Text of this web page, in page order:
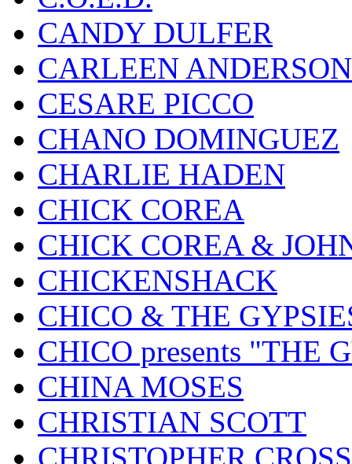
CANDY DULFER
CARLEEN ANDERSON
CESARE PICCO
CHANO DOMINGUEZ
CHARLIE HADEN
CHICK COREA
CHICK COREA &
CHICKENSHACK
CHICO & THE
CHICO presents "THE
CHINA MOSES
CHRISTIAN SCOTT